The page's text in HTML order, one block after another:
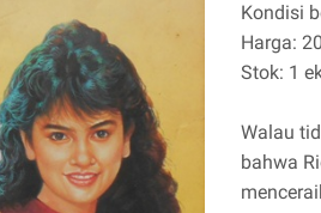
Kondisi
Harga:
Stok: 1
Walau
bahwa